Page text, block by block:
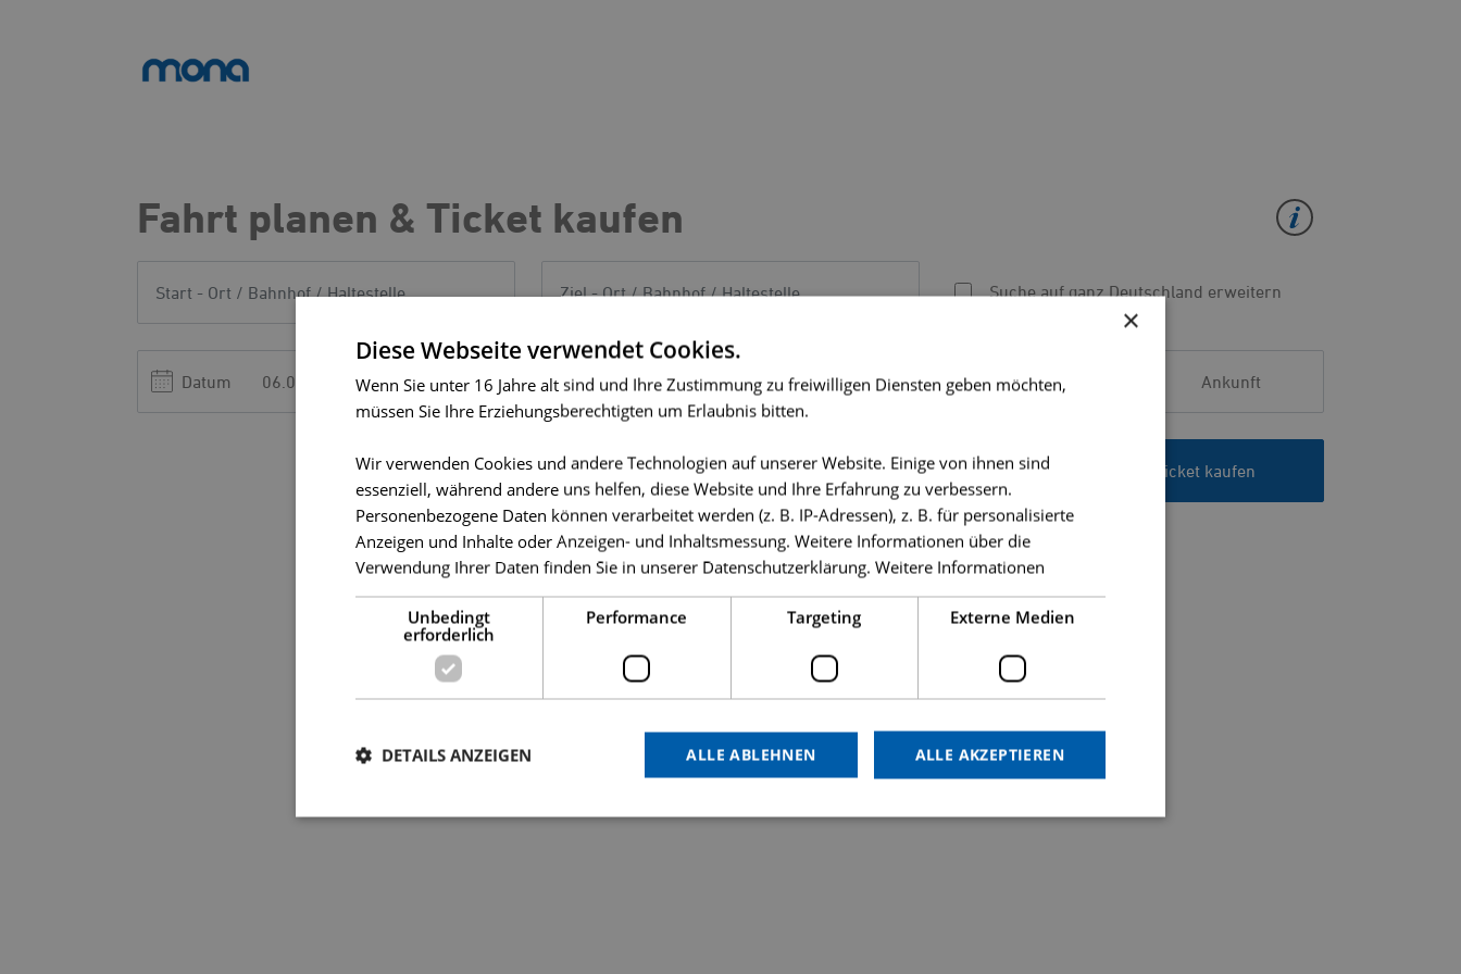
Fahrt planen & Ticket kaufen
Suche auf ganz Deutschland erweitern
Datum Uhrzeit Abfahrt Ankunft
Planung starten & Ticket kaufen
×
Diese Webseite verwendet Cookies.
Wenn Sie unter 16 Jahre alt sind und Ihre Zustimmung zu freiwilligen Diensten geben möchten,
müssen Sie Ihre Erziehungsberechtigten um Erlaubnis bitten.
Wir verwenden Cookies und andere Technologien auf unserer Website. Einige von ihnen sind
essenziell, während andere uns helfen, diese Website und Ihre Erfahrung zu verbessern.
Personenbezogene Daten können verarbeitet werden (z. B. IP-Adressen), z. B. für personalisierte
Anzeigen und Inhalte oder Anzeigen- und Inhaltsmessung. Weitere Informationen über die
Verwendung Ihrer Daten finden Sie in unserer Datenschutzerklärung. Weitere Informationen
Unbedingt
erforderlich
Performance Targeting Externe Medien
ALLE AKZEPTIEREN
ALLE ABLEHNEN
DETAILS ANZEIGEN